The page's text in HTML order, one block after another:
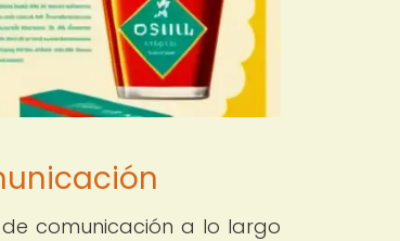
comunicación a lo largo